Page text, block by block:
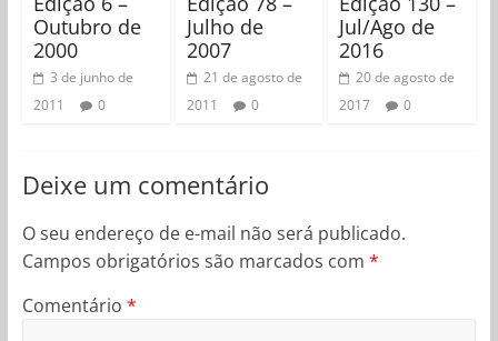
Outubro de
2000
3 de junho de
2011
0
Julho de
2007
21 de agosto de
2011
0
Jul/Ago de
2016
20 de agosto de
2017
0
Deixe um comentário
O seu endereço de e-mail não será publicado.
Campos obrigatórios são marcados com *
Comentário *